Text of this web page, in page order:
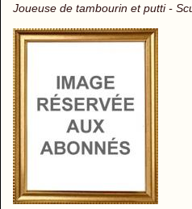
Joueuse de tambourin et putti -